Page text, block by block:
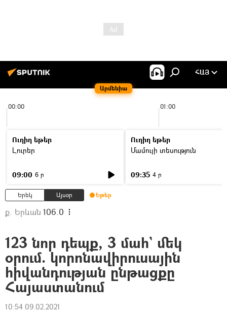
Արմենիա
ՀԱՅ
00:00 01:00
Ուղիղ եթեր
Լուրեր
09:00 6 ր
Ուղիղ եթեր
Մամուլի տեսություն
09:35 4 ր
Երեկ Այսօր Եթեր
ք. Երևան 106.0
123 նոր դեպք, 3 մահ` մեկ
օրում. կորոնավիրուսային
հիվանդության ընթացքը
Հայաստանում
10:54 09.02.2021